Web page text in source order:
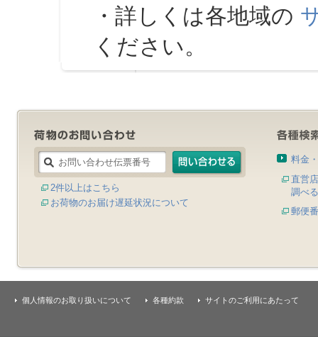
・詳しくは各地域の
ください。
2件以上はこちら
お荷物のお届け遅延状況について
料金
直営
調べる
郵便
個人情報のお取り扱いについて 各種約款 サイトのご利用にあたって